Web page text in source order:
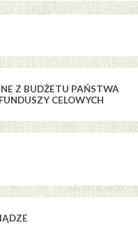
Z BUDŻETU PAŃSTWA
CELOWYCH